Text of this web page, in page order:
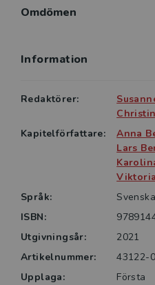
Bokens fokus är
på grundnivå, men likväl
välfärdsteknik.
Omdömen
Information
Redaktörer:
Kapitelförfattare:
Anna
Lars
Språk:
Svenska
ISBN:
Utgivningsår:
2021
Artikelnummer:
43122-
Upplaga:
Första